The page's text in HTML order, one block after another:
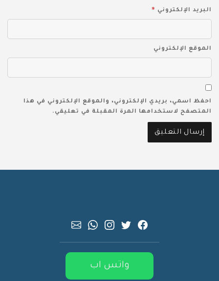
البريد الإلكتروني *
الموقع الإلكتروني
احفظ اسمي، بريدي الإلكتروني، والموقع الإلكتروني في هذا
المتصفح لاستخدامها المرة المقبلة في تعليقي.
واتس اب